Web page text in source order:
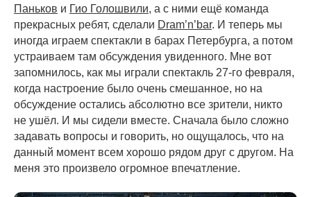
Паньков и Гио Голошвили, а с ними ещё команда
прекрасных ребят, сделали Dram’n’bar. И теперь мы
иногда играем спектакли в барах Петербурга, а потом
устраиваем там обсуждения увиденного. Мне вот
запомнилось, как мы играли спектакль 27-го февраля,
когда настроение было очень смешанное, но на
обсуждение остались абсолютно все зрители, никто
не ушёл. И мы сидели вместе. Сначала было сложно
задавать вопросы и говорить, но ощущалось, что на
данный момент всем хорошо рядом друг с другом. На
меня это произвело огромное впечатление.